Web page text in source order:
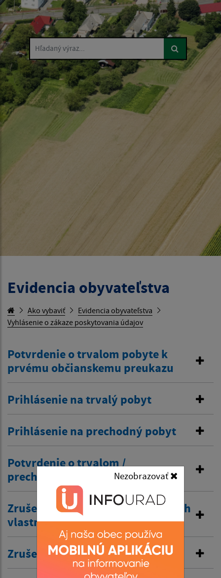
Nezobrazovať
Hľadaný výraz...
Evidencia obyvateľstva
Ako vybaviť
Evidencia obyvateľstva
Vyhlásenie o zákaze poskytovania údajov
Potvrdenie o trvalom pobyte k
prvému občianskemu preukazu
Prihlásenie na trvalý pobyt
Prihlásenie na prechodný pobyt
Potvrdenie o trvalom /
prechodnom pobyte
Zrušenie trvalého pobytu na návrh
vlastníka budovy
Zrušenie prechodného pobytu